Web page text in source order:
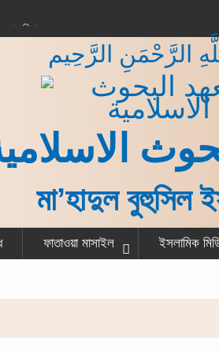
বিধান
শেষ করে একজন
গরু বর্গা দেওয়ার বিধান
الرَّحْمَنِ الرَّحِيم
মা’হাদুল বুহুসিল
ফাতাওয়া মাসাইল ইসলামিক